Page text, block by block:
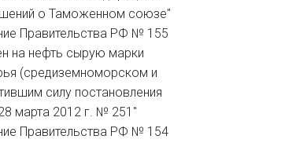
о Таможенном союзе"
Правительства РФ № 155
на нефть сырую марки
(средиземноморском и
силу постановления
марта 2012 г. № 251"
Правительства РФ № 154